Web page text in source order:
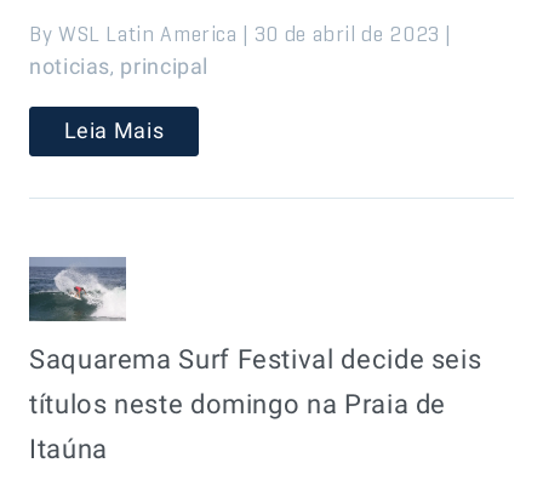
By WSL Latin America | 30 de abril de 2023 |
noticias, principal
Leia Mais
Saquarema Surf Festival decide seis
títulos neste domingo na Praia de
Itaúna